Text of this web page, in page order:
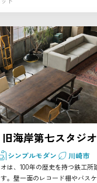
」というニーズに自信を持って
旧海岸第七スタジオ
シンプルモダン 川崎市
は、100年の歴史を持つ鉄工所
。壁一面のレコード棚やバスケ